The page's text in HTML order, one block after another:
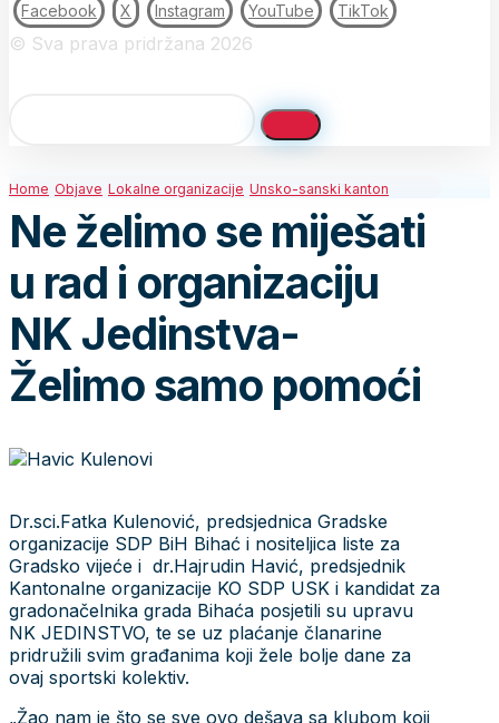
Facebook X Instagram YouTube TikTok
© Sva prava pridržana 2026
Home Objave Lokalne organizacije Unsko-sanski kanton
Ne želimo se miješati
u rad i organizaciju
NK Jedinstva-
Želimo samo pomoći
Dr.sci.Fatka Kulenović, predsjednica Gradske
organizacije SDP BiH Bihać i nositeljica liste za
Gradsko vijeće i dr.Hajrudin Havić, predsjednik
Kantonalne organizacije KO SDP USK i kandidat za
gradonačelnika grada Bihaća posjetili su upravu
NK JEDINSTVO, te se uz plaćanje članarine
pridružili svim građanima koji žele bolje dane za
ovaj sportski kolektiv.
„Žao nam je što se sve ovo dešava sa klubom koji